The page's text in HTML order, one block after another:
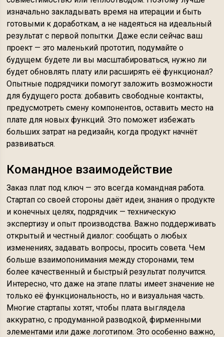
изначально закладывать время на итерации и быть
готовыми к доработкам, а не надеяться на идеальный
результат с первой попытки. Даже если сейчас ваш
проект — это маленький прототип, подумайте о
будущем: будете ли вы масштабироваться, нужно ли
будет обновлять плату или расширять её функционал?
Опытные подрядчики помогут заложить возможности
для будущего роста: добавить свободные контакты,
предусмотреть смену компонентов, оставить место на
плате для новых функций. Это поможет избежать
больших затрат на редизайн, когда продукт начнёт
развиваться.
Командное взаимодействие
Заказ плат под ключ — это всегда командная работа.
Стартап со своей стороны даёт идеи, знания о продукте
и конечных целях, подрядчик — техническую
экспертизу и опыт производства. Важно поддерживать
открытый и честный диалог: сообщать о любых
изменениях, задавать вопросы, просить совета. Чем
больше взаимопонимания между сторонами, тем
более качественный и быстрый результат получится.
Интересно, что даже на этапе платы имеет значение не
только её функциональность, но и визуальная часть.
Многие стартапы хотят, чтобы плата выглядела
аккуратно, с продуманной разводкой, фирменными
элементами или даже логотипом. Это особенно важно,